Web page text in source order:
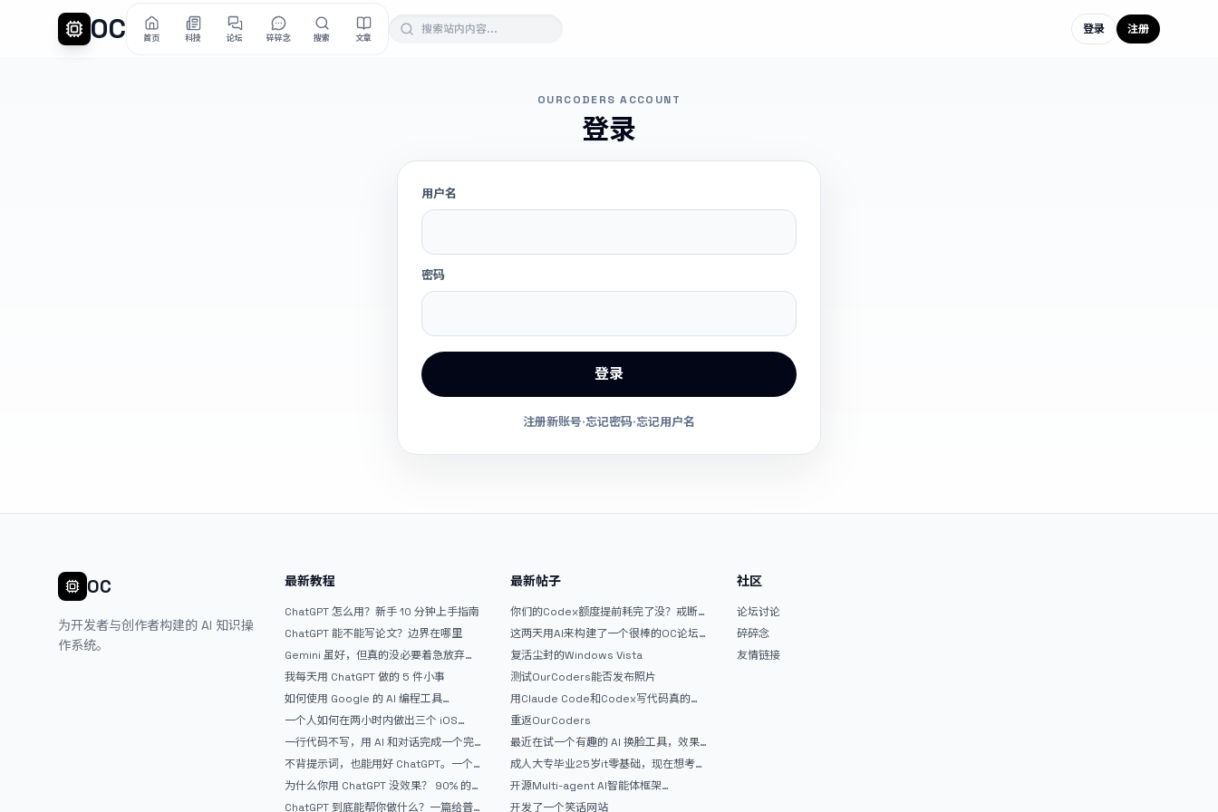
OC 首页 科技 论坛 碎碎念 搜索 文章
登录 注册
OURCODERS ACCOUNT
登录
用户名
密码
登录
注册新账号·忘记密码·忘记用户名
OC
为开发者与创作者构建的 AI 知识操
作系统。
最新教程
ChatGPT 怎么用？新手 10 分钟上手指南
ChatGPT 能不能写论文？边界在哪里
Gemini 虽好，但真的没必要着急放弃
ChatGPT
我每天用 ChatGPT 做的 5 件小事
如何使用 Google 的 AI 编程工具
AntiGravity：独立开发者的新时代武器
一个人如何在两小时内做出三个 iOS
APP？｜AntiGravity + Gemini 3 实战完
整记录
一行代码不写，用 AI 和对话完成一个完
整网站：《图书天堂》实战记录
不背提示词，也能用好 ChatGPT。一个
万能提问模板
为什么你用 ChatGPT 没效果？ 90% 的
人第一步就问错了
ChatGPT 到底能帮你做什么？一篇给普
最新帖子
你们的Codex额度提前耗完了没？戒断
反应如何？
这两天用AI来构建了一个很棒的OC论坛
精华区
复活尘封的Windows Vista
测试OurCoders能否发布照片
用Claude Code和Codex写代码真的
爽，但是App怎么挣钱还是很难啊
重返OurCoders
最近在试一个有趣的 AI 换脸工具，效果
挺不错
成人大专毕业25岁it零基础，现在想考软
件设计师，有什么好的建议吗，谢谢！
开源Multi-agent AI智能体框架
aevatar.ai，欢迎大家贡献代码
开发了一个笑话网站
社区
论坛讨论
碎碎念
友情链接